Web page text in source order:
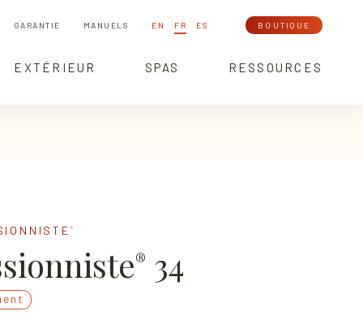
GARANTIE MANUELS EN FR ES
EXTÉRIEUR SPAS RESSOURCES
BOUTIQUE
®
® 34